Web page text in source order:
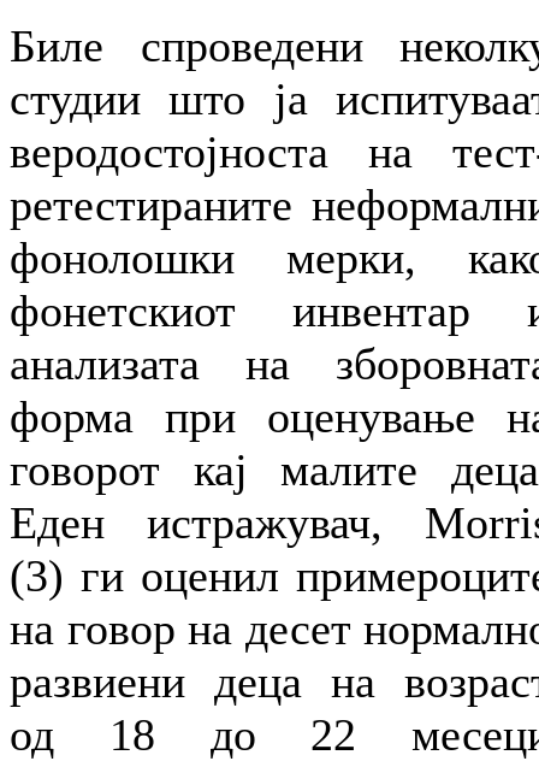
Биле спроведени
студии што ја
веродостојноста на
ретестираните
фонолошки мерки,
фонетскиот инвентар
анализата на
форма при оценување
говорот кај малите
Еден истражувач,
(3) ги оценил
на говор на десет
развиени деца на
од 18 до 22